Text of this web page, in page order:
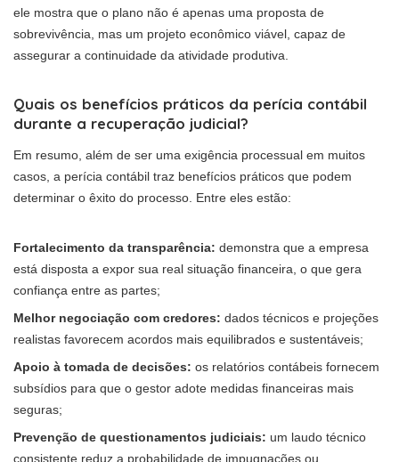
ele mostra que o plano não é apenas uma proposta de
sobrevivência, mas um projeto econômico viável, capaz de
assegurar a continuidade da atividade produtiva.
Quais os benefícios práticos da perícia contábil
durante a recuperação judicial?
Em resumo, além de ser uma exigência processual em muitos
casos, a perícia contábil traz benefícios práticos que podem
determinar o êxito do processo. Entre eles estão:
Fortalecimento da transparência: demonstra que a empresa
está disposta a expor sua real situação financeira, o que gera
confiança entre as partes;
Melhor negociação com credores: dados técnicos e projeções
realistas favorecem acordos mais equilibrados e sustentáveis;
Apoio à tomada de decisões: os relatórios contábeis fornecem
subsídios para que o gestor adote medidas financeiras mais
seguras;
Prevenção de questionamentos judiciais: um laudo técnico
consistente reduz a probabilidade de impugnações ou